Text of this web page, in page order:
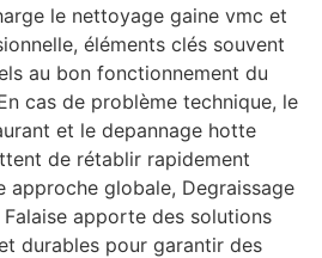
le nettoyage gaine vmc et
éléments clés souvent
au bon fonctionnement du
cas de problème technique, le
et le depannage hotte
de rétablir rapidement
approche globale, Degraissage
apporte des solutions
durables pour garantir des